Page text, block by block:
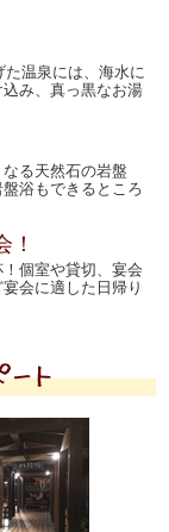
温泉には、海水に
み、真っ黒なお湯
る天然石の岩盤
浴もできるところ
！
個室や貸切、宴会
会に適した日帰り